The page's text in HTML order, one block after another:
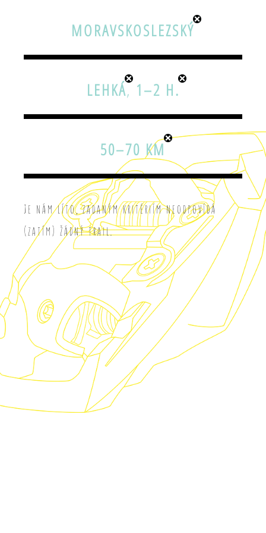
MORAVSKOSLEZSKÝ
LEHKÁ, 1–2 H.
50–70 KM
Je nám líto, zadaným kritériím neodpovídá
(zatím) žádný trail.